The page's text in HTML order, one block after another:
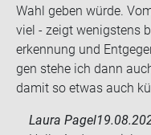
Wahl geben würde.
viel - zeigt we­nigs­tens
er­ken­nung und
gen stehe ich dann
damit so etwas auch
Laura Pagel